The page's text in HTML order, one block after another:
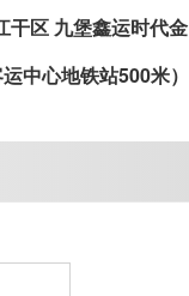
干区 九堡鑫运时代金
中心地铁站500米）